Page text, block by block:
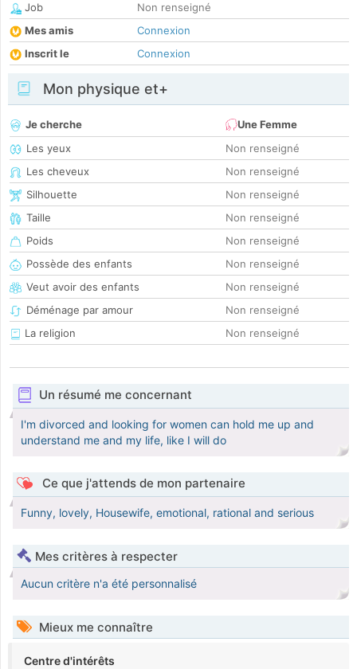
Job
Non renseigné
Mes amis
Connexion
Inscrit le
Connexion
Mon physique et+
Je cherche
Une Femme
Les yeux
Non renseigné
Les cheveux
Non renseigné
Silhouette
Non renseigné
Taille
Non renseigné
Poids
Non renseigné
Possède des enfants
Non renseigné
Veut avoir des enfants
Non renseigné
Déménage par amour
Non renseigné
La religion
Non renseigné
Un résumé me concernant
I'm divorced and looking for women can hold me up and
understand me and my life, like I will do
Ce que j'attends de mon partenaire
Funny, lovely, Housewife, emotional, rational and serious
Mes critères à respecter
Aucun critère n'a été personnalisé
Mieux me connaître
Centre d'intérêts